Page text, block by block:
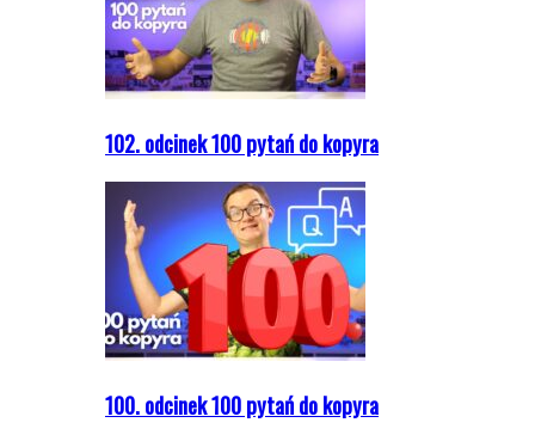
102. odcinek 100 pytań do kopyra
100. odcinek 100 pytań do kopyra